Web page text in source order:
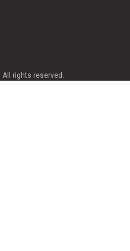
All rights reserved.